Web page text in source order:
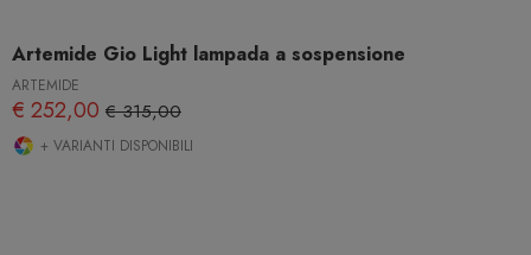
Artemide Gio Light lampada a sospensione
ARTEMIDE
€ 252,00 € 315,00
+ VARIANTI DISPONIBILI